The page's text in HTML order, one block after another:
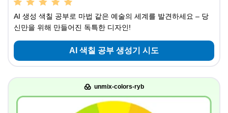
AI 생성 색칠 공부로 마법 같은 예술의 세계를 발견하세요 – 당
신만을 위해 만들어진 독특한 디자인!
AI 색칠 공부 생성기 시도
unmix-colors-ryb